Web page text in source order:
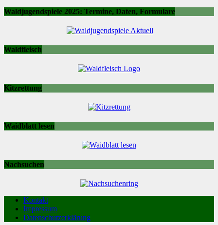
Waldjugendspiele 2025: Termine, Daten, Formulare
Waldfleisch
Kitzrettung
Waidblatt lesen
Nachsuchen
Kontakt
Impressum
Datenschutzerklärung